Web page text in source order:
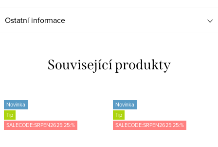
Ostatní informace
Související produkty
Novinka
Tip
SALECODE:SRPEN2625:25:%
Novinka
Tip
SALECODE:SRPEN2625:25:%